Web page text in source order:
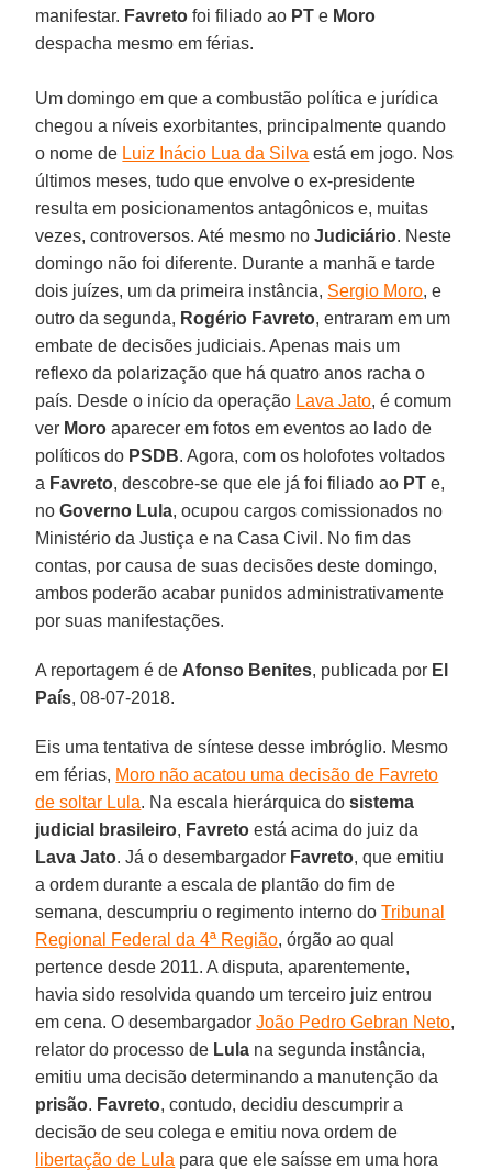
manifestar. Favreto foi filiado ao PTe Moro
despacha mesmo em férias.
Um domingo em que a combustão política e jurídica
chegou a níveis exorbitantes, principalmente quando
o nome de Luiz Inácio Lua da Silva está em jogo. Nos
últimos meses, tudo que envolve o ex-presidente
resulta em posicionamentos antagônicos e, muitas
vezes, controversos. Até mesmo noJudiciário. Neste
domingo não foi diferente. Durante a manhã e tarde
dois juízes, um da primeira instância, Sergio Moro, e
outro da segunda, Rogério Favreto, entraram em um
embate de decisões judiciais. Apenas mais um
reflexo da polarização que há quatro anos racha o
país. Desde o início da operação Lava Jato, é comum
ver Moro aparecer em fotos em eventos ao lado de
políticos do PSDB. Agora, com os holofotes voltados
a Favreto, descobre-se que ele já foi filiado ao PT e,
noGoverno Lula, ocupou cargos comissionados no
Ministério da Justiça e na Casa Civil. No fim das
contas, por causa de suas decisões deste domingo,
ambos poderão acabar punidos administrativamente
por suas manifestações.
A reportagem é de Afonso Benites, publicada por El
País, 08-07-2018.
Eis uma tentativa de síntese desse imbróglio. Mesmo
em férias, Moro não acatou uma decisão de Favreto
de soltar Lula. Na escala hierárquica do sistema
judicial brasileiro, Favreto está acima do juiz da
Lava Jato. Já o desembargador Favreto, que emitiu
a ordem durante a escala de plantão do fim de
semana, descumpriu o regimento interno doTribunal
Regional Federal da 4ª Região, órgão ao qual
pertence desde 2011. A disputa, aparentemente,
havia sido resolvida quando um terceiro juiz entrou
em cena. O desembargadorJoão Pedro Gebran Neto,
relator do processo de Lula na segunda instância,
emitiu uma decisão determinando a manutenção da
prisão. Favreto, contudo, decidiu descumprir a
decisão de seu colega e emitiu nova ordem de
libertação de Lula para que ele saísse em uma hora